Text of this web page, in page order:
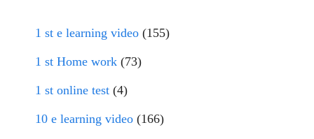
1 st e learning video (155)
1 st Home work (73)
1 st online test (4)
10 e learning video (166)